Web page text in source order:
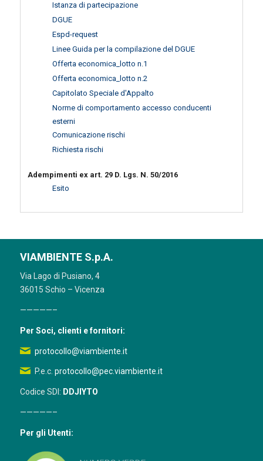
Istanza di partecipazione
DGUE
Espd-request
Linee Guida per la compilazione del DGUE
Offerta economica_lotto n.1
Offerta economica_lotto n.2
Capitolato Speciale d'Appalto
Norme di comportamento accesso conducenti
esterni
Comunicazione rischi
Richiesta rischi
Adempimenti ex art. 29 D. Lgs. N. 50/2016
Esito
VIAMBIENTE S.p.A.
Via Lago di Pusiano, 4
36015 Schio – Vicenza
—————–
Per Soci, clienti e fornitori:
protocollo@viambiente.it
P.e.c. protocollo@pec.viambiente.it
Codice SDI: DDJIYTO
—————–
Per gli Utenti: